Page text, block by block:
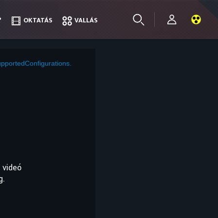
OKTATÁS VALLÁS
OKTATÁS VALLÁS